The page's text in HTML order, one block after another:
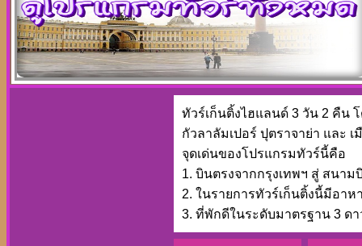
ทัวร์เก็นติ้งไฮแลนด์ 3 วัน 2 คืน
กัวลาลัมเปอร์ ปุตราจาย่า และ
จุดเด่นของโปรแกรมทัวร์นี้คือ
1. บินตรงจากกรุงเทพฯ สู่ สนา
2. ในรายการทัวร์เก็นติ้งนี้มีอา
3. ที่พักดีในระดับมาตรฐาน 3 ดา